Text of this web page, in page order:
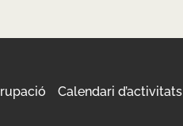
Calendari d’activitats